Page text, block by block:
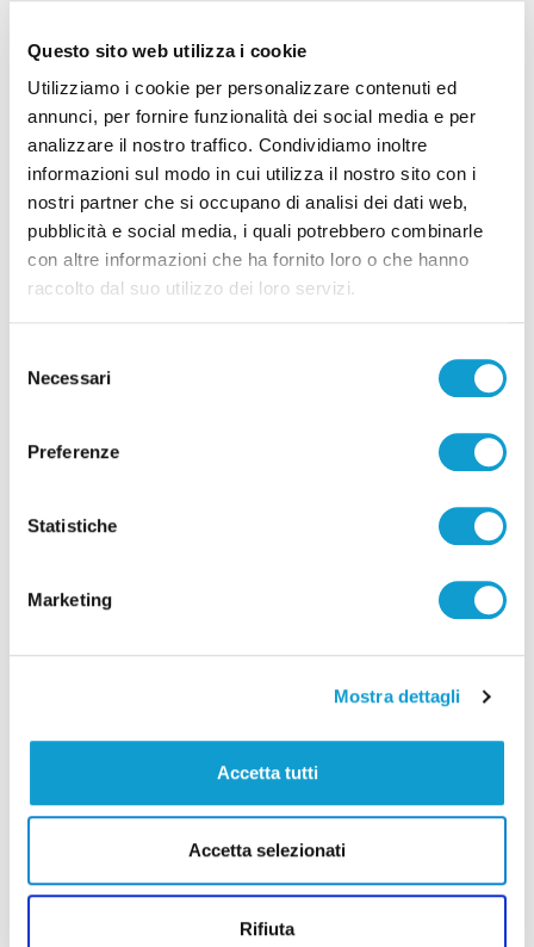
Questo sito web utilizza i cookie
Utilizziamo i cookie per personalizzare contenuti ed
annunci, per fornire funzionalità dei social media e per
analizzare il nostro traffico. Condividiamo inoltre
informazioni sul modo in cui utilizza il nostro sito con i
nostri partner che si occupano di analisi dei dati web,
pubblicità e social media, i quali potrebbero combinarle
con altre informazioni che ha fornito loro o che hanno
raccolto dal suo utilizzo dei loro servizi.
delNecessari
Preferenze
Statistiche
Marketing
Mostra dettagli
Accetta tutti
Accetta selezionati
Rifiuta
Calcio Serie C - Bongelli lascia la Samb e passa
alla Triestina
di Pierluigi Dorotei